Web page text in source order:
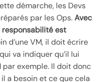
démarche, les Devs
par les Ops.Avec
responsabilité est
d’une VM, il doit écrire
va indiquer qu’il lui
par exemple. Il doit donc
a besoin et ce que cela